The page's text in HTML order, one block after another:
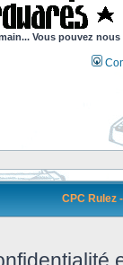
Vous pouvez
CPC Rulez